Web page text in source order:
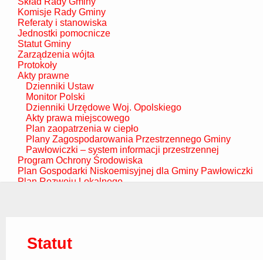
Komisje Rady Gminy
Referaty i stanowiska
Jednostki pomocnicze
Statut Gminy
Zarządzenia wójta
Protokoły
Akty prawne
Dzienniki Ustaw
Monitor Polski
Dzienniki Urzędowe Woj. Opolskiego
Akty prawa miejscowego
Plan zaopatrzenia w ciepło
Plany Zagospodarowania Przestrzennego Gminy
Pawłowiczki – system informacji przestrzennej
Program Ochrony Środowiska
Plan Gospodarki Niskoemisyjnej dla Gminy Pawłowiczki
Plan Rozwoju Lokalnego
Uchwały Rady Gminy
Statut